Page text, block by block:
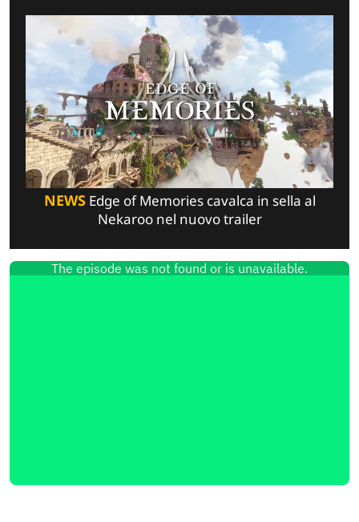
NEWSEdge of Memories cavalca in sella al
Nekaroo nel nuovo trailer